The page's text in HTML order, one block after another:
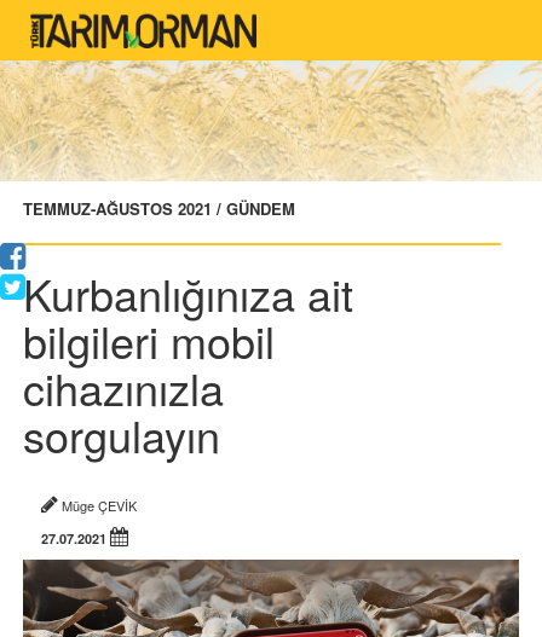
TEMMUZ-AĞUSTOS 2021 / GÜNDEM
Kurbanlığınıza ait
bilgileri mobil
cihazınızla
sorgulayın
Müge ÇEVİK
27.07.2021